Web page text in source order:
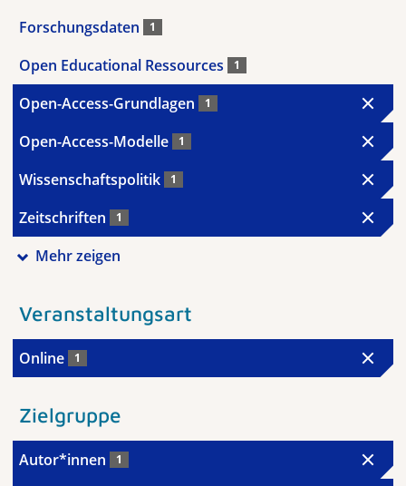
Forschungsdaten 1
Open Educational Ressources 1
Open-Access-Grundlagen 1
Open-Access-Modelle 1
Wissenschaftspolitik 1
Zeitschriften 1
Mehr zeigen
Veranstaltungsart
Online 1
Zielgruppe
Autor*innen 1